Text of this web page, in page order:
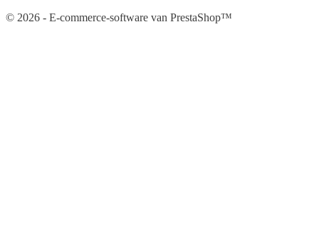
© 2026 - E-commerce-software van PrestaShop™